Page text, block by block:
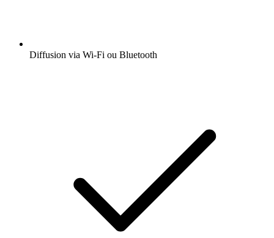
Diffusion via Wi-Fi ou Bluetooth